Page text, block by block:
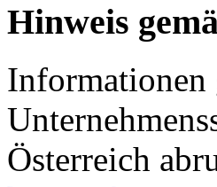
Hinweis
Informationen
Österreich